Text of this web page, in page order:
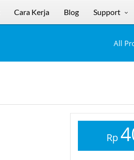
Cara Kerja Blog Support
All
Rp